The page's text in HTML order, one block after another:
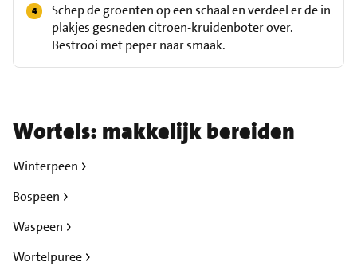
Schep de groenten op een schaal en verdeel er de in
plakjes gesneden citroen-kruidenboter over.
Bestrooi met peper naar smaak.
Wortels: makkelijk bereiden
Winterpeen
Bospeen
Waspeen
Wortelpuree